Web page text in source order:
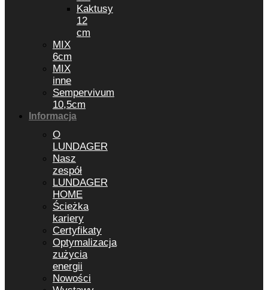
Kaktusy
12
cm
MIX
6cm
MIX
inne
Sempervivum
10,5cm
Informacja
O
LUNDAGER
Nasz
zespół
LUNDAGER
HOME
Ścieżka
kariery
Certyfikaty
Optymalizacja
zużycia
energii
Nowości